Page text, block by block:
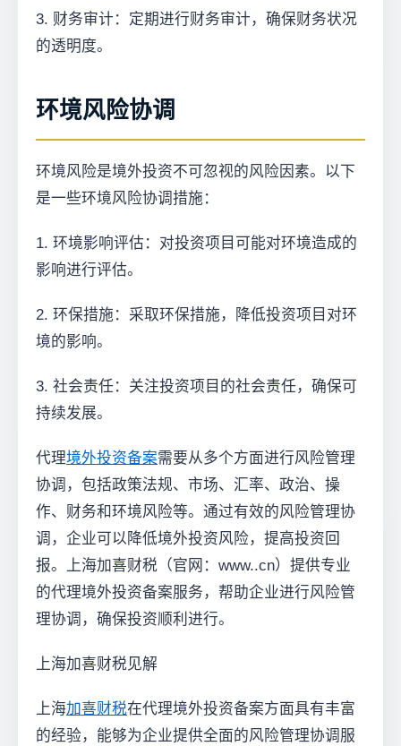
3. 财务审计：定期进行财务审计，确保财务状况
的透明度。
环境风险协调
环境风险是境外投资不可忽视的风险因素。以下
是一些环境风险协调措施：
1. 环境影响评估：对投资项目可能对环境造成的
影响进行评估。
2. 环保措施：采取环保措施，降低投资项目对环
境的影响。
3. 社会责任：关注投资项目的社会责任，确保可
持续发展。
代理境外投资备案需要从多个方面进行风险管理
协调，包括政策法规、市场、汇率、政治、操
作、财务和环境风险等。通过有效的风险管理协
调，企业可以降低境外投资风险，提高投资回
报。上海加喜财税（官网：www..cn）提供专业
的代理境外投资备案服务，帮助企业进行风险管
理协调，确保投资顺利进行。
上海加喜财税见解
上海加喜财税在代理境外投资备案方面具有丰富
的经验，能够为企业提供全面的风险管理协调服